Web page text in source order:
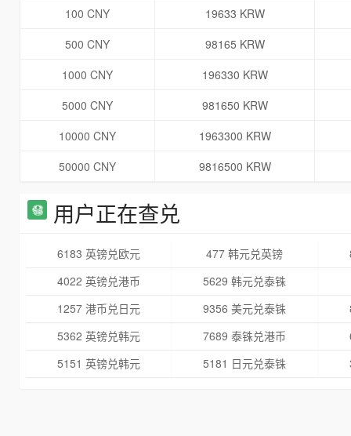
100 CNY
19633 KRW
500 CNY
98165 KRW
1000 CNY
196330 KRW
5000 CNY
981650 KRW
10000 CNY
1963300 KRW
50000 CNY
9816500 KRW
用户正在查兑
6183 英镑兑欧元 477 韩元兑英镑
4022 英镑兑港币
5629 韩元兑泰铢
1257 港币兑日元
9356 美元兑泰铢
5362 英镑兑韩元
7689 泰铢兑港币
5151 英镑兑韩元
5181 日元兑泰铢